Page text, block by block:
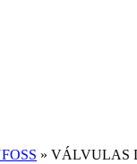
» VÁLVULAS